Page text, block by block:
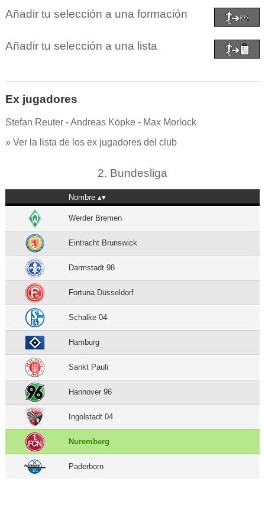
Añadir tu selección a una formación
Añadir tu selección a una lista
Ex jugadores
Stefan Reuter-Andreas Köpke- Max Morlock
» Ver la lista de los ex jugadores del club
2. Bundesliga
Nombre
Werder Bremen
Eintracht Brunswick
Darmstadt 98
Fortuna Düsseldorf
Schalke 04
Hamburg
Sankt Pauli
Hannover 96
Ingolstadt 04
Nuremberg
Paderborn